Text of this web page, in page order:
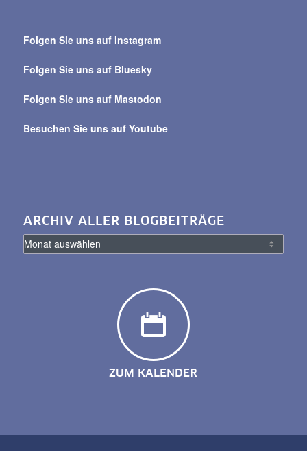
alle
Folgen Sie uns auf Instagram
Folgen Sie uns auf Bluesky
Folgen Sie uns auf Mastodon
Besuchen Sie uns auf Youtube
ARCHIV ALLER BLOGBEITRÄGE
ZUM KALENDER